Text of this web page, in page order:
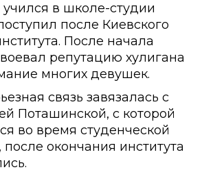
в школе-студии
после Киевского
После начала
репутацию хулигана
многих девушек.
связь завязалась с
Поташинской, с которой
во время студенческой
окончания института